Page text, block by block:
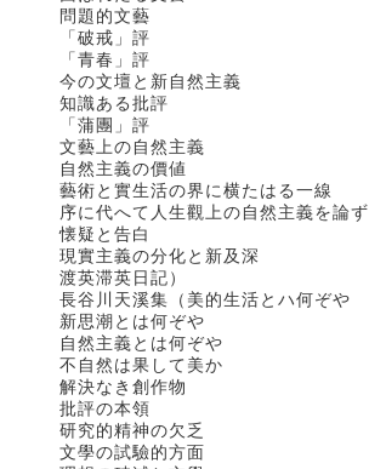
問題的文藝
「破戒」評
「青春」評
今の文壇と新自然主義
知識ある批評
「蒲團」評
文藝上の自然主義
自然主義の價値
藝術と實生活の界に横たはる一線
序に代へて人生觀上の自然主義を論ず
懐疑と告白
現實主義の分化と新及深
渡英滞英日記）
長谷川天溪集（美的生活とハ何ぞや
新思潮とは何ぞや
自然主義とは何ぞや
不自然は果して美か
解決なき創作物
批評の本領
研究的精神の欠乏
文學の試驗的方面